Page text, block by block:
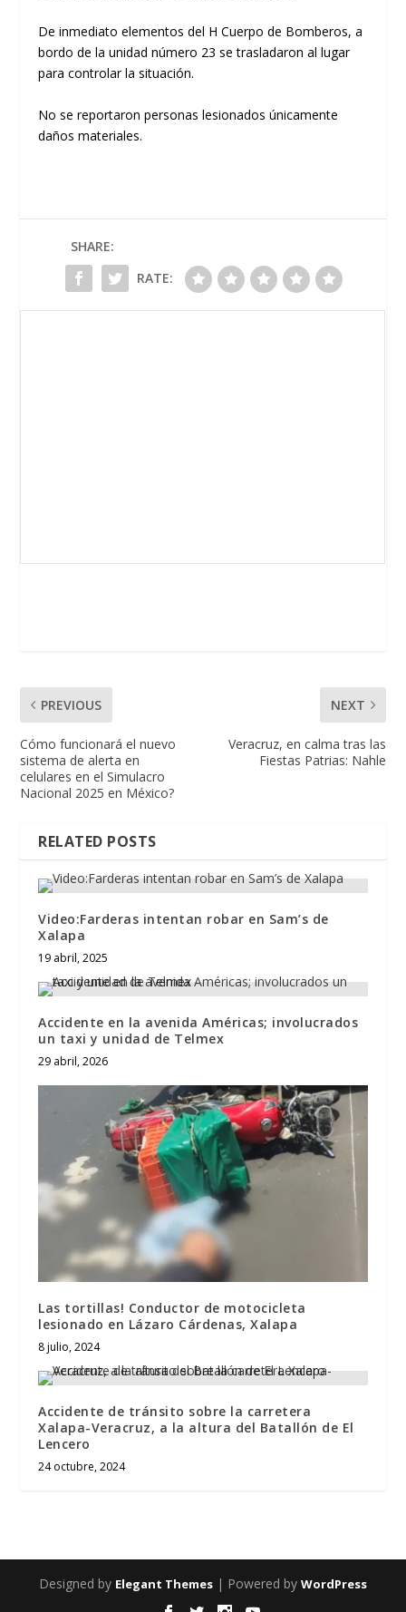
De inmediato elementos del H Cuerpo de Bomberos, a
bordo de la unidad número 23 se trasladaron al lugar
para controlar la situación.
No se reportaron personas lesionados únicamente
daños materiales.
SHARE:
RATE:
PREVIOUS
Cómo funcionará el nuevo
sistema de alerta en
celulares en el Simulacro
Nacional 2025 en México?
NEXT
Veracruz, en calma tras las
Fiestas Patrias: Nahle
RELATED POSTS
Video:Farderas intentan robar en Sam’s de
Xalapa
19 abril, 2025
Accidente en la avenida Américas; involucrados
un taxi y unidad de Telmex
29 abril, 2026
Las tortillas! Conductor de motocicleta
lesionado en Lázaro Cárdenas, Xalapa
8 julio, 2024
Accidente de tránsito sobre la carretera
Xalapa-Veracruz, a la altura del Batallón de El
Lencero
24 octubre, 2024
Designed by Elegant Themes | Powered by WordPress